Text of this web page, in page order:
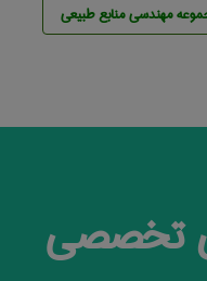
مهندسی منابع طبيعی
تخصصی